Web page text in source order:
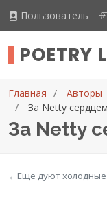
Пользователь
POETRY
Главная Авторы
За Netty
За Netty
←Еще дуют холодные